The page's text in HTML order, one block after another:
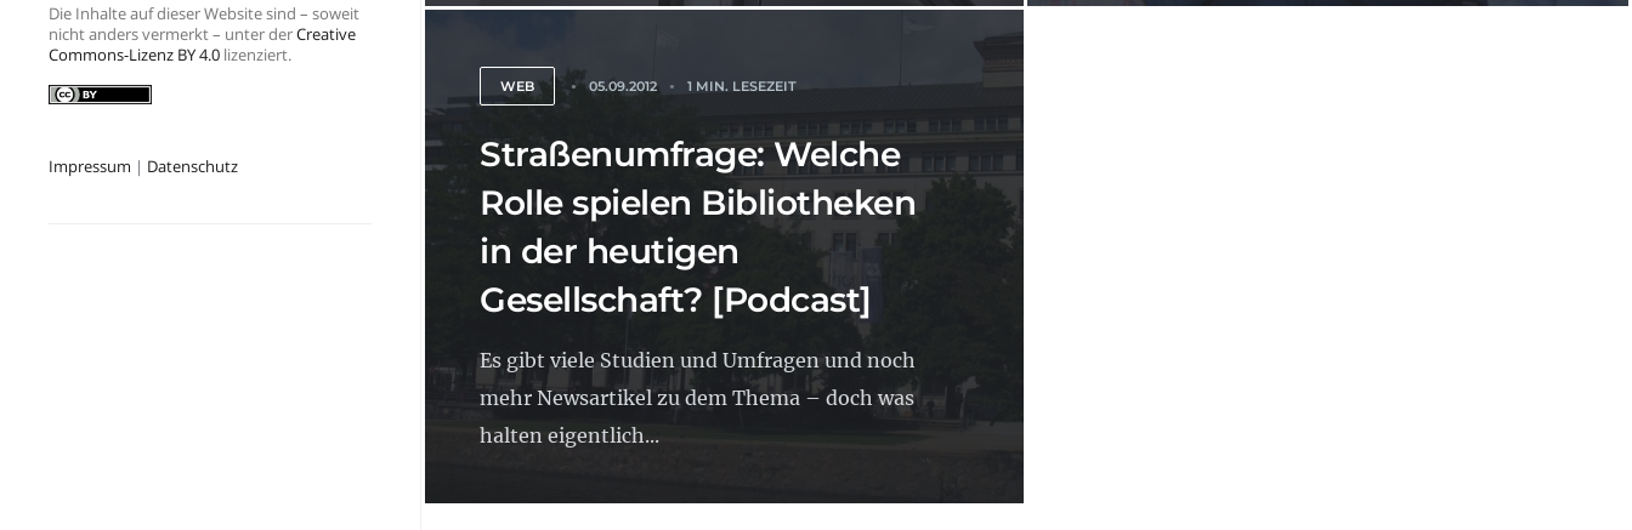
WEB 05.09.2012 1 MIN. LESEZEIT
Straßenumfrage: Welche
Rolle spielen Bibliotheken
in der heutigen
Gesellschaft? [Podcast]
Es gibt viele Studien und Umfragen und noch
mehr Newsartikel zu dem Thema – doch was
halten eigentlich...
Die Inhalte auf dieser Website sind – soweit
nicht anders vermerkt – unter derCreative
Commons-Lizenz BY 4.0 lizenziert.
Impressum | Datenschutz